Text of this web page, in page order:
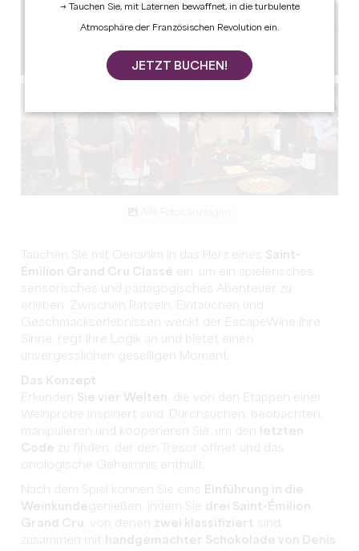
Tauchen Sie mit Oenanim in das Herz eines Saint-
Émilion Grand Cru Classé ein, um ein spielerisches,
sensorisches und pädagogisches Abenteuer zu
erleben. Zwischen Rätseln, Eintauchen und
Geschmackserlebnissen weckt der EscapeWine Ihre
Sinne, regt Ihre Logik an und bietet einen
unvergesslichen geselligen Moment.
Das Konzept
Erkunden Sie vier Welten , die von den Etappen einer
Weinprobe inspiriert sind. Durchsuchen, beobachten,
manipulieren und kooperieren Sie, um den
letzten
Code zu finden, der
den Tresor öffnet und das
önologische Geheimnis enthüllt.
Nach dem Spiel können Sie eine
Einführung in die
Weinkundegenießen, indem Sie
drei Saint-Émilion
Grand Cru
, von denen zwei klassifiziert sind,
zusammen mit
handgemachter Schokolade von Denis
→ Tauchen Sie, mit Laternen bewaffnet, in die turbulente
Atmosphäre der Französischen Revolution ein.
JETZT BUCHEN!